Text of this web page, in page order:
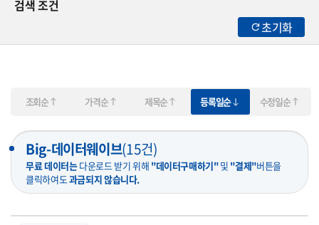
검색 조건
초기화
조회순 가격순 제목순 등록일순 수정일순
Big-데이터웨이브(15건)
무료 데이터는다운로드 받기 위해 "데이터구매하기"및 "결제"버튼을
클릭하여도과금되지 않습니다.